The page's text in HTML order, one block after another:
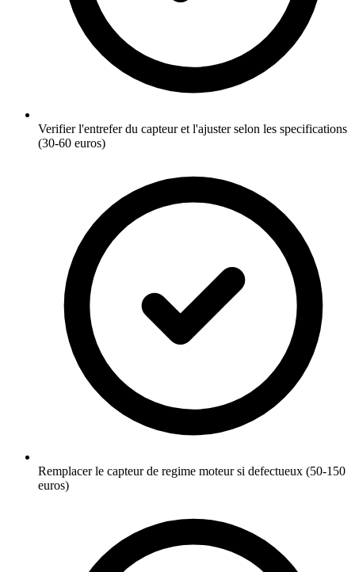
Verifier l'entrefer du capteur et l'ajuster selon les specifications
(30-60 euros)
Remplacer le capteur de regime moteur si defectueux (50-150
euros)